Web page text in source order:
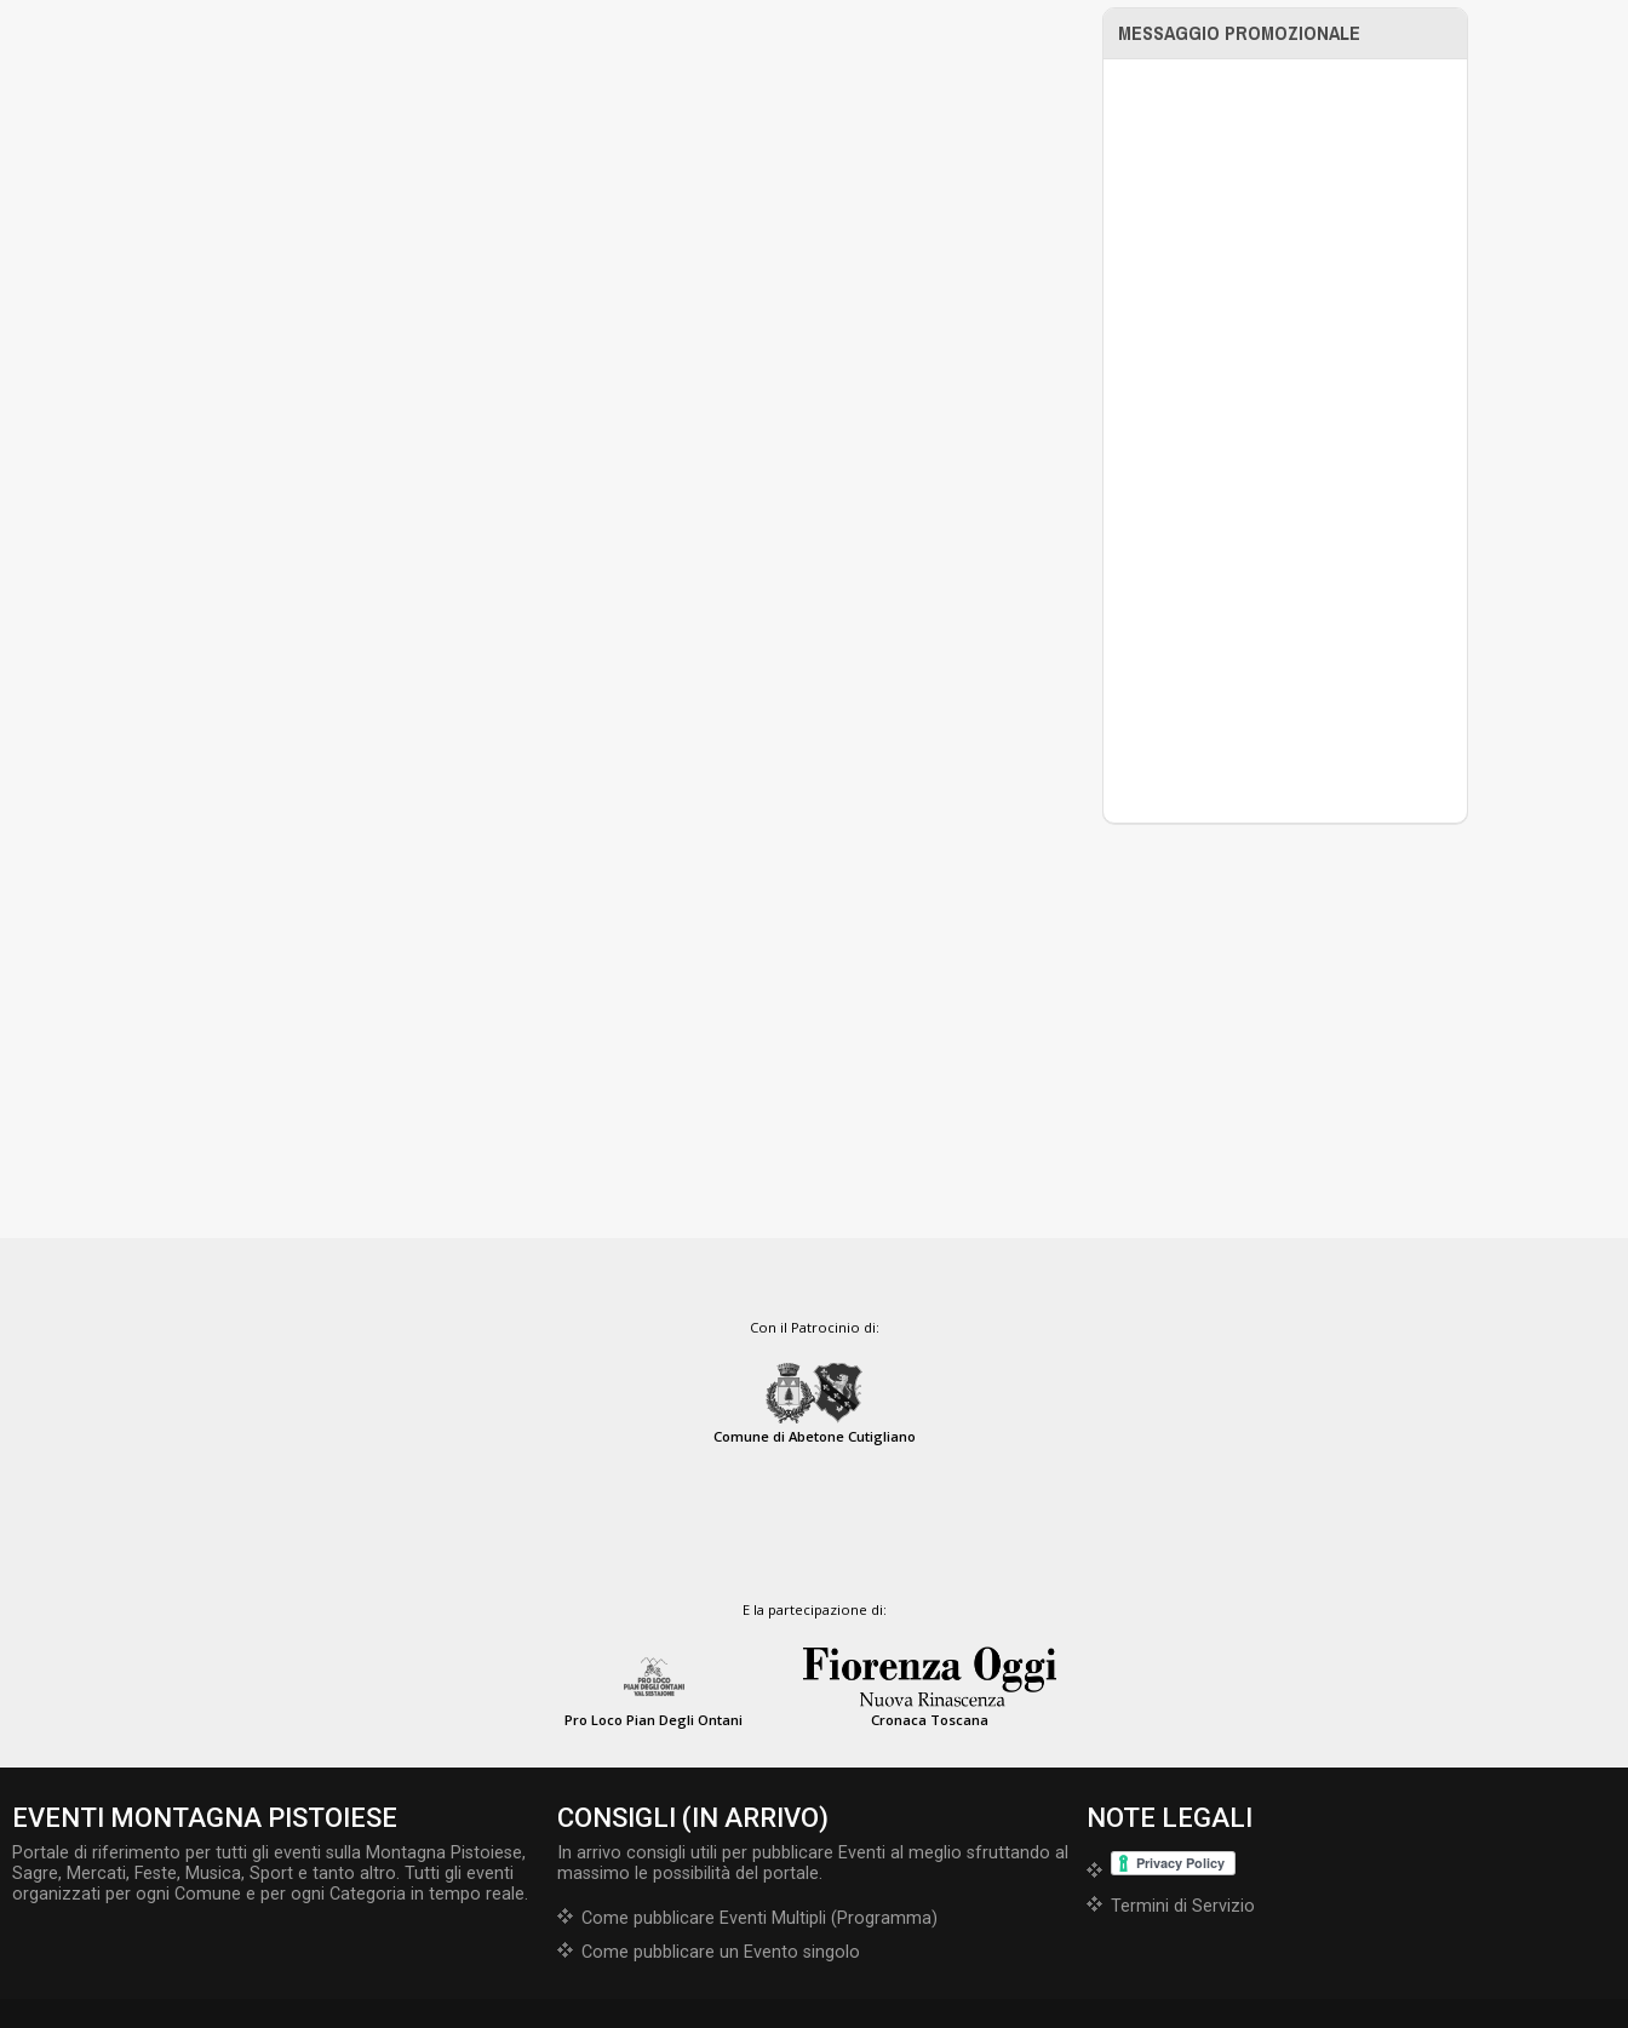
MESSAGGIO PROMOZIONALE
Con il Patrocinio di:
Comune di Abetone Cutigliano
E la partecipazione di:
Pro Loco Pian Degli Ontani Cronaca Toscana
EVENTI MONTAGNA PISTOIESE
Portale di riferimento per tutti gli eventi sulla Montagna Pistoiese,
Sagre, Mercati, Feste, Musica, Sport e tanto altro. Tutti gli eventi
organizzati per ogni Comune e per ogni Categoria in tempo reale.
CONSIGLI (IN ARRIVO)
In arrivo consigli utili per pubblicare Eventi al meglio sfruttando al
massimo le possibilità del portale.
Come pubblicare Eventi Multipli (Programma)
Come pubblicare un Evento singolo
NOTE LEGALI
Termini di Servizio